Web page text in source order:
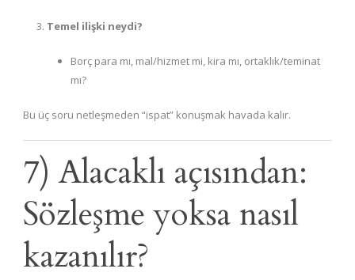
Temel ilişki neydi?
Borç para mı, mal/hizmet mi, kira mı, ortaklık/teminat
mı?
Bu üç soru netleşmeden “ispat” konuşmak havada kalır.
7) Alacaklı açısından:
Sözleşme yoksa nasıl
kazanılır?